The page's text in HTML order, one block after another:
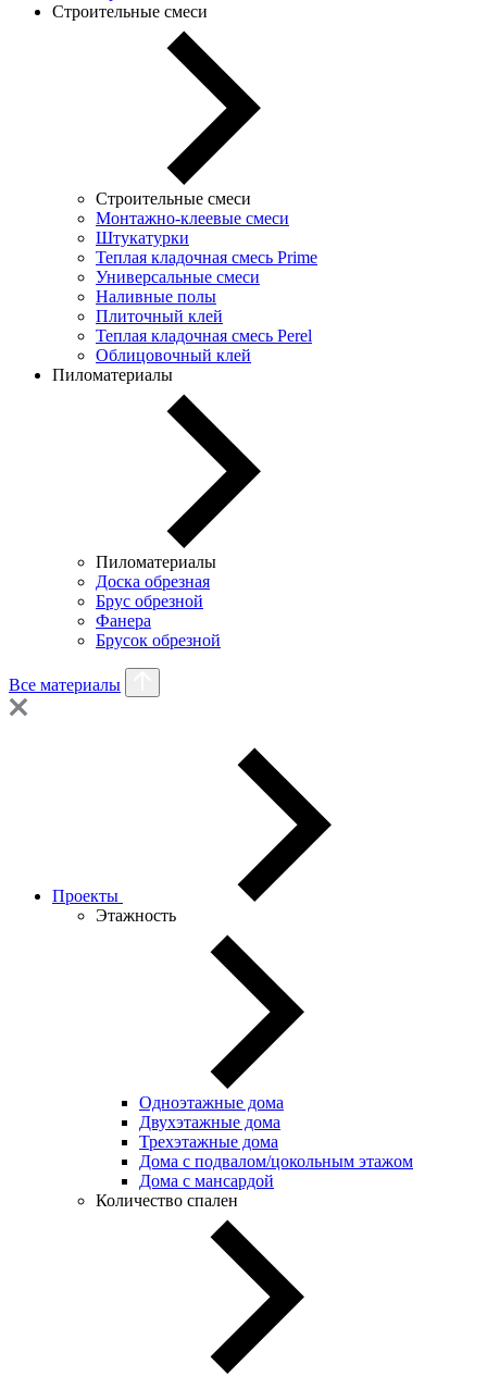
Строительные смеси
Строительные смеси
Монтажно-клеевые смеси
Штукатурки
Теплая кладочная смесь Prime
Универсальные смеси
Наливные полы
Плиточный клей
Теплая кладочная смесь Perel
Облицовочный клей
Пиломатериалы
Пиломатериалы
Доска обрезная
Брус обрезной
Фанера
Брусок обрезной
Все материалы
Проекты
Этажность
Одноэтажные дома
Двухэтажные дома
Трехэтажные дома
Дома с подвалом/цокольным этажом
Дома с мансардой
Количество спален